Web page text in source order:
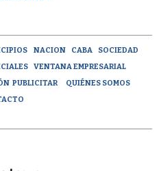
NACION CABA
SOCIEDAD
VENTANA EMPRESARIAL
PUBLICITAR
QUIÉNES SOMOS